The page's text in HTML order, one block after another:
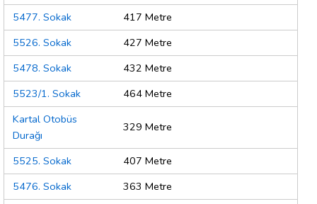
5477. Sokak
417 Metre
5526. Sokak
427 Metre
5478. Sokak
432 Metre
5523/1. Sokak
464 Metre
Kartal Otobüs
Durağı
329 Metre
5525. Sokak
407 Metre
5476. Sokak
363 Metre